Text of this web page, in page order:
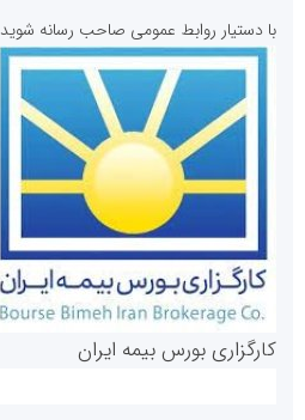
روابط عمومی خبرگزاری گزارش خبر
با دستیار روابط عمومی صاحب رسانه شوید
کارگزاری بورس بیمه ایران